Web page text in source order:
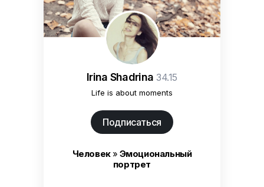
Irina Shadrina 34.15
Life is about moments
Подписаться
Человек» Эмоциональный
портрет